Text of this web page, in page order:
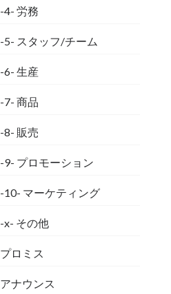
-4- 労務
-5- スタッフ/チーム
-6- 生産
-7- 商品
-8- 販売
-9- プロモーション
-10- マーケティング
-x- その他
プロミス
アナウンス